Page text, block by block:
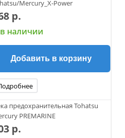
Mercury_X-Power
р.
в наличии
Добавить в корзину
предохранительная Tohatsu
PREMARINE
р.